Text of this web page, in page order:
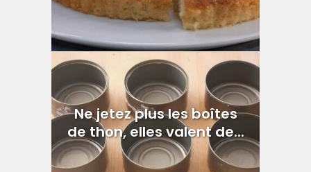
Ne jetez plus les boîtes
de thon, elles valent de...